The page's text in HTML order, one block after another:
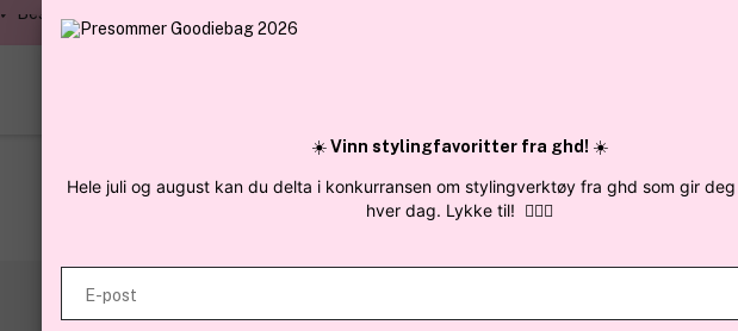
✓ Bestillinger før kl. 12 sendes samme
dag
Få 10% bonus
☀️Vinn stylingfavoritter fra ghd! ☀️
Hele juli og august kan du delta i konkurransen om stylingverktøy fra ghd som gir
hver dag. Lykke til! 💇‍♀️✨
E-post